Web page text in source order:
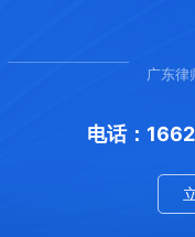
广东律
电话：